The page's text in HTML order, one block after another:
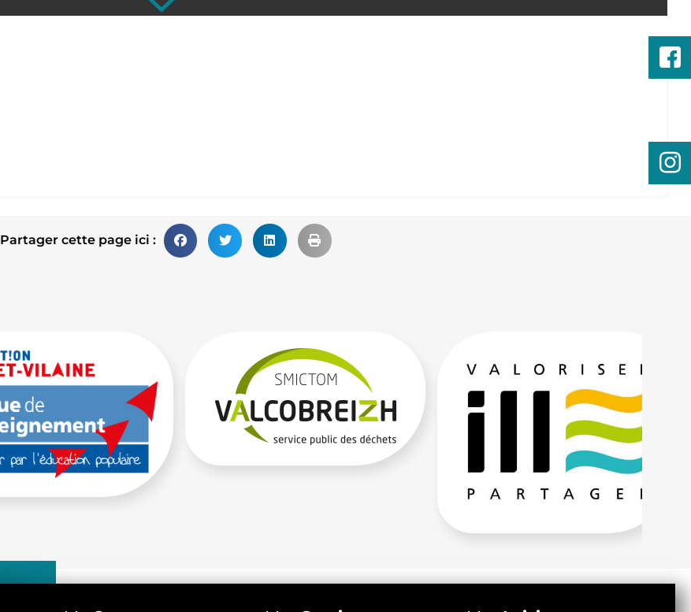
Partager cette page ici :